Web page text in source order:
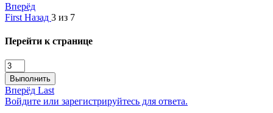
Вперёд
First Назад 3 из 7
Перейти к странице
Выполнить
Вперёд Last
Войдите или зарегистрируйтесь для ответа.